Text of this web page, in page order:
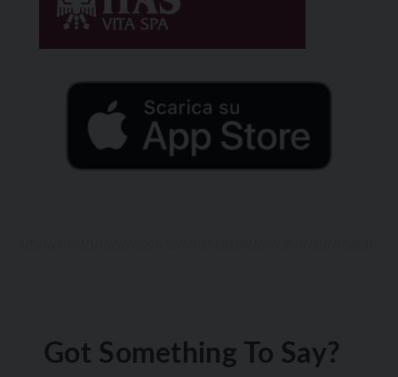
Got Something To Say?